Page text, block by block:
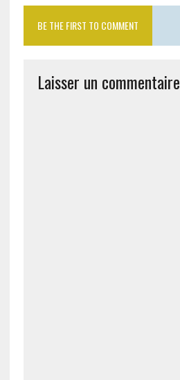
BE THE FIRST TO COMMENT
Laisser un commentaire